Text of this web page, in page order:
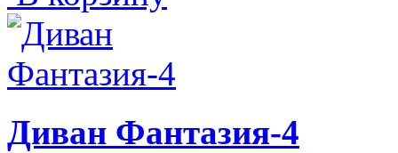
Диван Фантазия-4